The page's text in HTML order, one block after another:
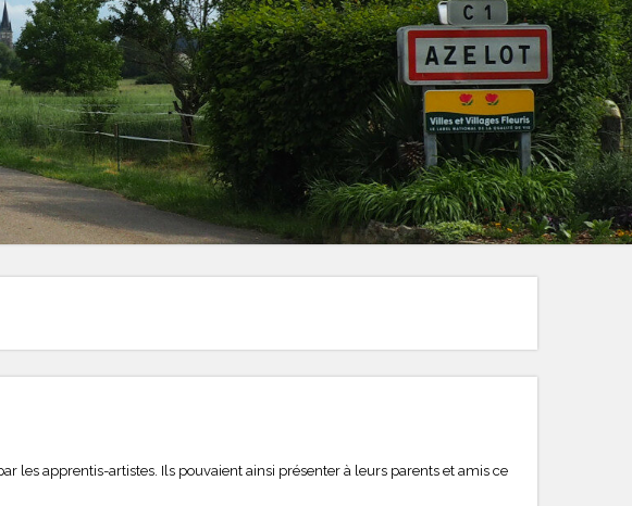
les apprentis-artistes. Ils pouvaient ainsi présenter à leurs parents et amis ce